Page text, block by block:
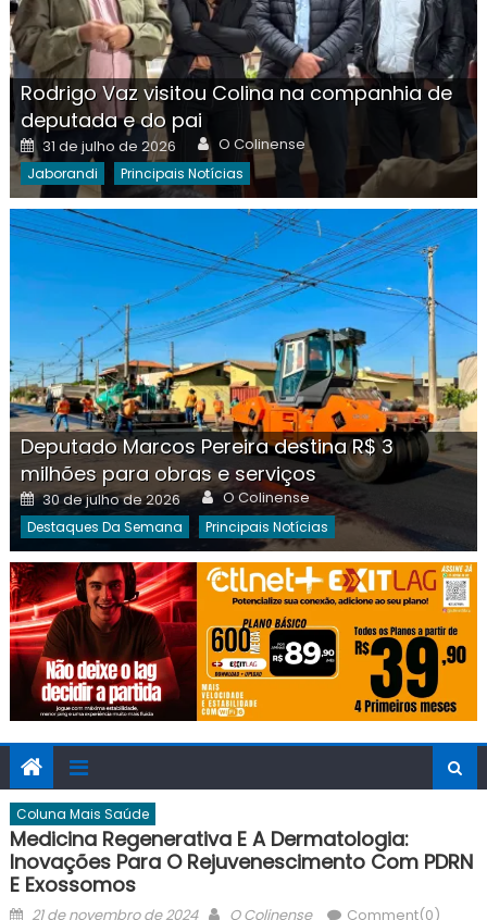
Rodrigo Vaz visitou Colina na companhia de
deputada e do pai
Posted
on
31 de julho de 2026 Author
O Colinense
Jaborandi Principais Notícias
Deputado Marcos Pereira destina R$ 3
milhões para obras e serviços
Posted
on
30 de julho de 2026 Author
O Colinense
Destaques Da Semana Principais Notícias
Coluna Mais Saúde
Medicina Regenerativa E A Dermatologia:
Inovações Para O Rejuvenescimento Com PDRN
E Exossomos
Posted
21 de novembro de 2024 Author
O Colinense Comment(0)